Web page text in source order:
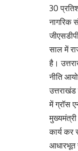
30
नागरिक
साल में
है।
नीति
में ग्रॉस
कार्य कर
आधारभूत